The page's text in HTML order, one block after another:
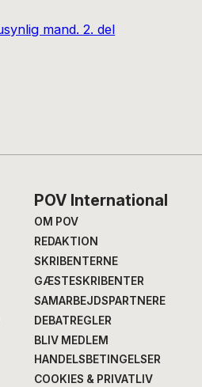
POV International
OM POV
REDAKTION
SKRIBENTERNE
GÆSTESKRIBENTER
SAMARBEJDSPARTNERE
DEBATREGLER
BLIV MEDLEM
HANDELSBETINGELSER
COOKIES & PRIVATLIV